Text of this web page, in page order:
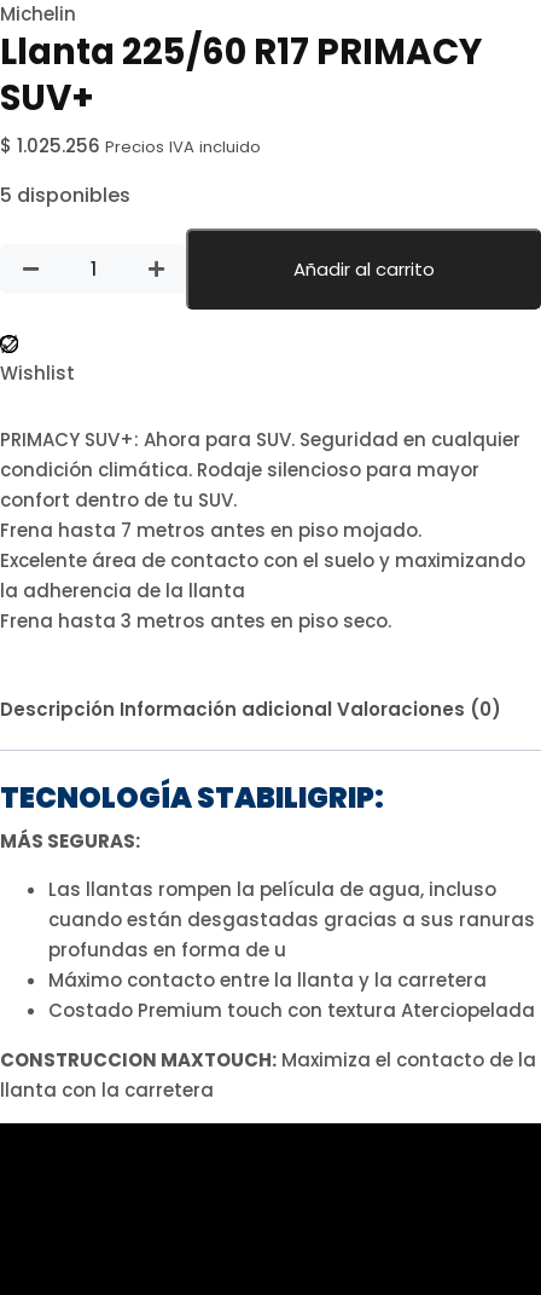
Michelin
Llanta 225/60 R17 PRIMACY
SUV+
$ 1.025.256 Precios IVA incluido
5 disponibles
Añadir al carrito
Wishlist
PRIMACY SUV+: Ahora para SUV. Seguridad en cualquier
condición climática. Rodaje silencioso para mayor
confort dentro de tu SUV.
Frena hasta 7 metros antes en piso mojado.
Excelente área de contacto con el suelo y maximizando
la adherencia de la llanta
Frena hasta 3 metros antes en piso seco.
Descripción Información adicionalValoraciones (0)
TECNOLOGÍA STABILIGRIP:
MÁS SEGURAS:
Las llantas rompen la película de agua, incluso
cuando están desgastadas gracias a sus ranuras
profundas en forma de u
Máximo contacto entre la llanta y la carretera
Costado Premium touch con textura Aterciopelada
CONSTRUCCION MAXTOUCH: Maximiza el contacto de la
llanta con la carretera